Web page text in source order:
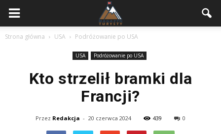
Strona główna USA Podróżowanie po USA
USA Podróżowanie po USA
Kto strzelił bramki dla
Francji?
Przez Redakcja - 20 czerwca 2024 439 0